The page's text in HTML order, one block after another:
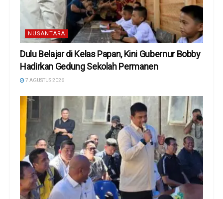
NUSANTARA
Dulu Belajar di Kelas Papan, Kini Gubernur Bobby
Hadirkan Gedung Sekolah Permanen
7 AGUSTUS 2026